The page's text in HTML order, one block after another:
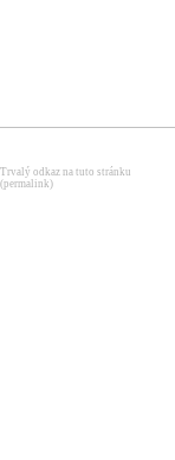
Trvalý odkaz na tuto stránku
(permalink)